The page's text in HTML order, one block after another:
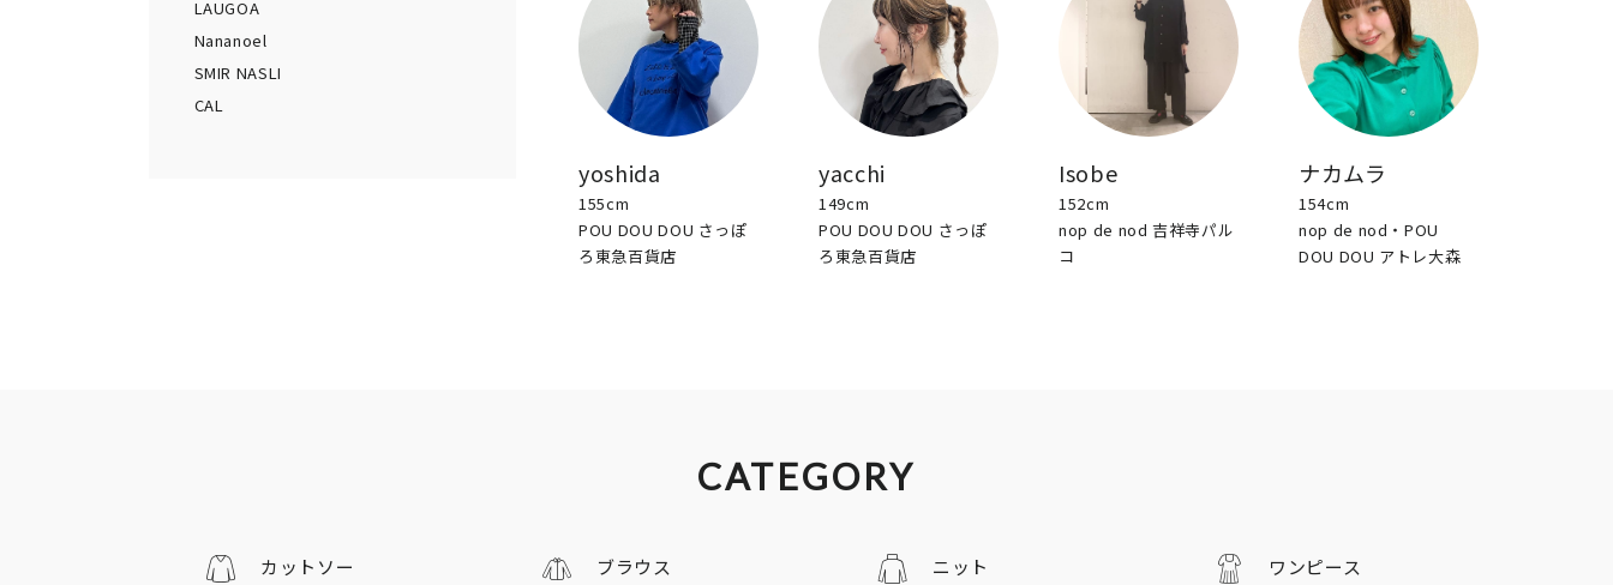
LAUGOA
Nananoel
SMIR NASLI
CAL
yoshida
155cm
POU DOU DOU さっぽ
ろ東急百貨店
yacchi
149cm
POU DOU DOU さっぽ
ろ東急百貨店
Isobe
152cm
nop de nod 吉祥寺パル
コ
ナカムラ
154cm
nop de nod・POU
DOU DOU アトレ大森
CATEGORY
カットソー ブラウス ニット ワンピース